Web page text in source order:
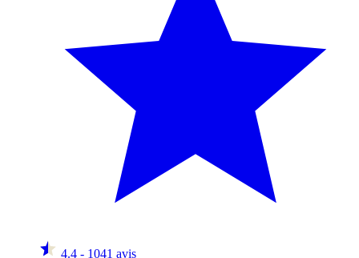
4.4 - 1041 avis